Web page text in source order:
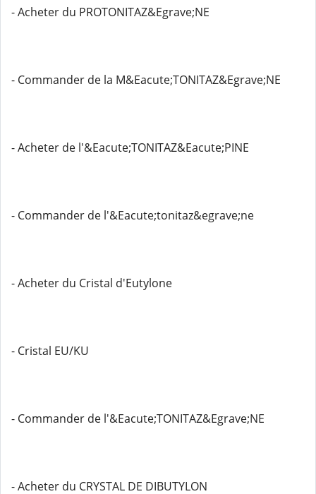
- Acheter du PROTONITAZ&Egrave;NE
- Commander de la M&Eacute;TONITAZ&Egrave;NE
- Acheter de l'&Eacute;TONITAZ&Eacute;PINE
- Commander de l'&Eacute;tonitaz&egrave;ne
- Acheter du Cristal d'Eutylone
- Cristal EU/KU
- Commander de l'&Eacute;TONITAZ&Egrave;NE
- Acheter du CRYSTAL DE DIBUTYLON